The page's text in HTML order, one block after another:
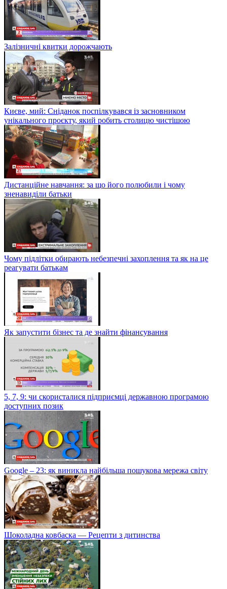
Залізничні квитки дорожчають
Києве, мий: Сніданок поспілкувався із засновником
унікального проєкту, який робить столицю чистішою
Дистанційне навчання: за що його полюбили і чому
зненавиділи батьки
Чому підлітки обирають небезпечні захоплення та як на це
реагувати батькам
Як запустити бізнес та де знайти фінансування
5, 7, 9: чи скористалися підприємці державною програмою
доступних позик
Google – 23: як виникла найбільша пошукова мережа світу
Шоколадна ковбаска — Рецепти з дитинства